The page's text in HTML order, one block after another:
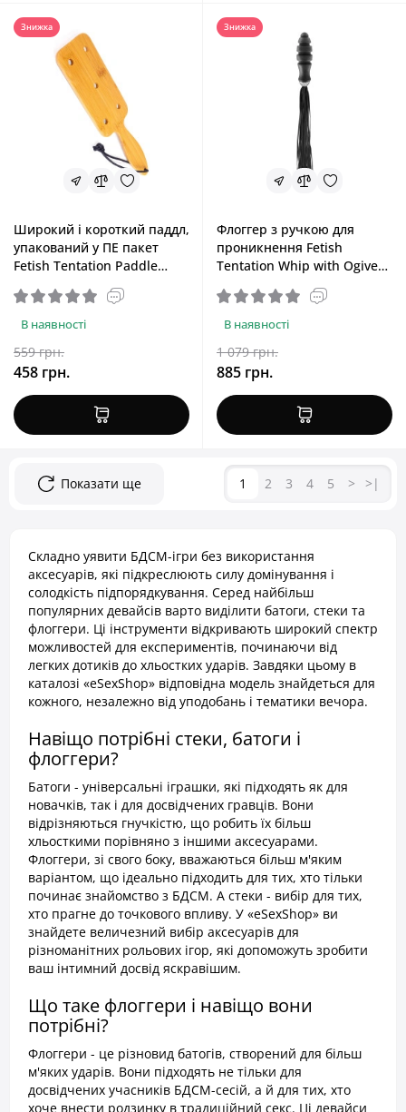
Знижка
Широкий і короткий паддл,
упакований у ПЕ пакет
Fetish Tentation Paddle
Wide and Short Bamboo
В наявності
559 грн.
458 грн.
Знижка
Флоггер з ручкою для
проникнення Fetish
Tentation Whip with Ogive
В наявності
1 079 грн.
885 грн.
Показати ще 1 2 3 4 5 > >|
Складно уявити БДСМ-ігри без використання
аксесуарів, які підкреслюють силу домінування і
солодкість підпорядкування. Серед найбільш
популярних девайсів варто виділити батоги, стеки та
флоггери. Ці інструменти відкривають широкий спектр
можливостей для експериментів, починаючи від
легких дотиків до хльостких ударів. Завдяки цьому в
каталозі «eSexShop» відповідна модель знайдеться для
кожного, незалежно від уподобань і тематики вечора.
Навіщо потрібні стеки, батоги і
флоггери?
Батоги - універсальні іграшки, які підходять як для
новачків, так і для досвідчених гравців. Вони
відрізняються гнучкістю, що робить їх більш
хльосткими порівняно з іншими аксесуарами.
Флоггери, зі свого боку, вважаються більш м'яким
варіантом, що ідеально підходить для тих, хто тільки
починає знайомство з БДСМ. А стеки - вибір для тих,
хто прагне до точкового впливу. У «eSexShop» ви
знайдете величезний вибір аксесуарів для
різноманітних рольових ігор, які допоможуть зробити
ваш інтимний досвід яскравішим.
Що таке флоггери і навіщо вони
потрібні?
Флоггери - це різновид батогів, створений для більш
м'яких ударів. Вони підходять не тільки для
досвідчених учасників БДСМ-сесій, а й для тих, хто
хоче внести родзинку в традиційний секс. Ці девайси